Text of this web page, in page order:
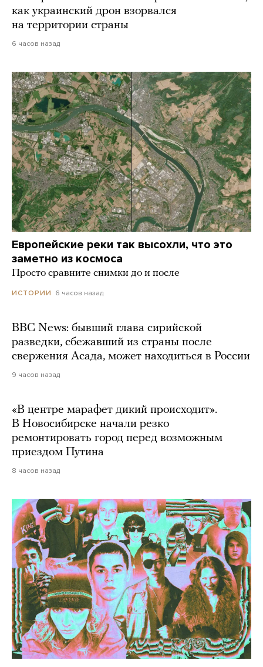
как украинский дрон взорвался
на территории страны
6 часов назад
Европейские реки так высохли, что это
заметно из космоса
Просто сравните снимки до и после
ИСТОРИИ 6 часов назад
BBC News: бывший глава сирийской
разведки, сбежавший из страны после
свержения Асада, может находиться в России
9 часов назад
«В центре марафет дикий происходит».
В Новосибирске начали резко
ремонтировать город перед возможным
приездом Путина
8 часов назад